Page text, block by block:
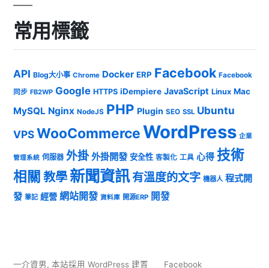
常用標籤
API Blog大小事 Chrome Docker ERP Facebook Facebook
同步 FB2WP Google HTTPS iDempiere JavaScript Linux Mac
MySQL Nginx NodeJS PHP Plugin SEO SSL Ubuntu
VPSWooCommerceWordPress 企業
管理系統 伺服器 外掛 外掛開發 安全性 客製化 工具 心得 技術
相關 教學 新聞資訊有溫度的文字 機器人 程式開
發 筆記 經營 網站開發 資料庫 開源ERP 開發
一介資男, 本站採用 WordPress 建置 Facebook